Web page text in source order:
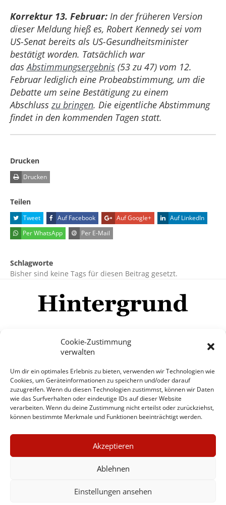
Cookie-Zustimmung
verwalten
Um dir ein optimales Erlebnis zu bieten, verwenden wir Technologien wie
Cookies, um Geräteinformationen zu speichern und/oder darauf
zuzugreifen. Wenn du diesen Technologien zustimmst, können wir Daten
wie das Surfverhalten oder eindeutige IDs auf dieser Website
verarbeiten. Wenn du deine Zustimmung nicht erteilst oder zurückziehst,
können bestimmte Merkmale und Funktionen beeinträchtigt werden.
Akzeptieren
Ablehnen
Einstellungen ansehen
Korrektur 13. Februar: In der früheren Version
dieser Meldung hieß es, Robert Kennedy sei vom
US-Senat bereits als US-Gesundheitsminister
bestätigt worden. Tatsächlich war
dasAbstimmungsergebnis (53 zu 47) vom 12.
Februar lediglich eine Probeabstimmung, um die
Debatte um seine Bestätigung zu einem
Abschlusszu bringen. Die eigentliche Abstimmung
findet in den kommenden Tagen statt.
Drucken
Drucken
Teilen
Tweet Auf Facebook Auf Google+
Auf LinkedIn
Per WhatsApp
Per E-Mail
Schlagworte
Bisher sind keine Tags für diesen Beitrag gesetzt.
Mehr
© Copyright Hintergrund.de, 2015 - 2026
Zum Newsletter jetzt kostenlos
anmelden
erscheint ca. alle 4 Wochen
×